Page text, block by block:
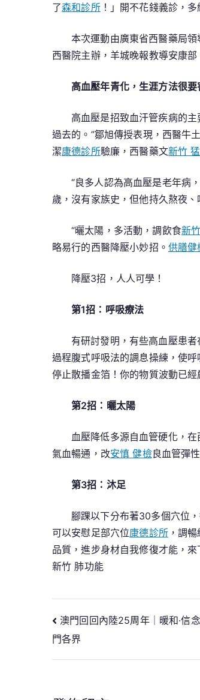
了森和診所！」開不花錢義診，
本次運動由廣東省西醫藥局
西醫院主辦，羊城晚報教導安康
高血壓年青化，生涯方法很要
高血壓是招致血汗管疾病的
過去的。”鄒旭傳授表現，西醫牛
潔康德診所驗廉，西醫藥文新竹
“良多人認為高血壓是老年病
歲，沒有家族史，但他持久熬夜
“曬太陽，多活動，調飲食新
略易行的西醫降壓小妙招。 供膳健
降壓3招，人人可學！
第1招：呼吸療法
有研討發明，有些高血壓患者
過程腹式呼吸法的調息操練，使
停止散播金箔！你的物質波動已
第2招：曬太陽
血壓降低多源自血管硬化，
氣血暢通，改安慎 健檢良血管彈性
第3招：沐足
腳踝以下分布著30多個穴位
可以安慰足部穴位康德診所，調暢
品質，進步身材自我修復才能，來
新竹 肺功能
文
章
澳門回回內陸25周年｜暖和·信
門各界